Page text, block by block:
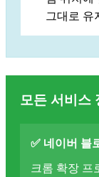
그대로 유
모든 서비스
✅ 네이버 블
크롬 확장 프